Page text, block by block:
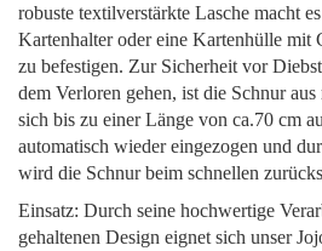
robuste textilverstärkte Lasche macht
Kartenhalter oder eine Kartenhülle mit
zu befestigen. Zur Sicherheit vor
dem Verloren gehen, ist die Schnur
sich bis zu einer Länge von ca.70 cm
automatisch wieder eingezogen und
wird die Schnur beim schnellen
Einsatz: Durch seine hochwertige
gehaltenen Design eignet sich unser